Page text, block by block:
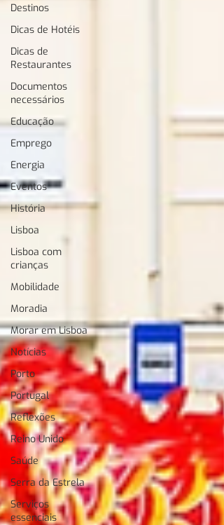
Destinos
Dicas de Hotéis
Dicas de
Restaurantes
Documentos
necessários
Educação
Emprego
Energia
Eventos
História
Lisboa
Lisboa com
crianças
Mobilidade
Moradia
Morar em Lisboa
Notícias
Porto
Portugal
Reflexões
Reino Unido
Saúde
Serra da Estrela
Serviços
essenciais